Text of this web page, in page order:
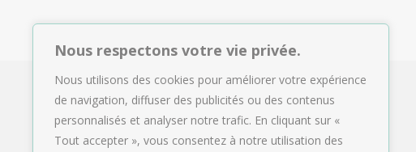
Nous respectons votre vie privée.
Nous utilisons des cookies pour améliorer votre expérience
de navigation, diffuser des publicités ou des contenus
personnalisés et analyser notre trafic. En cliquant sur «
Tout accepter », vous consentez à notre utilisation des